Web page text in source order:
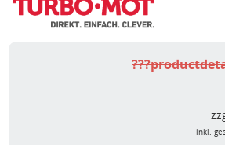
inkl.